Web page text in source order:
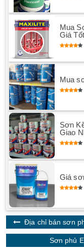
Mua
Giá
Mua
Sơn
Giao
Giá
Địa chỉ bán sơn
Sơn phủ